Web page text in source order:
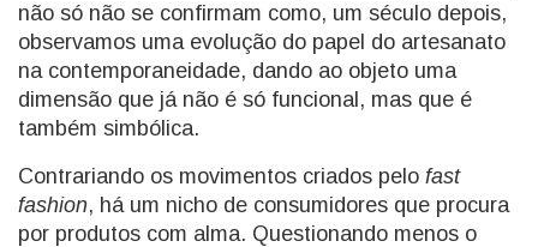
não só não se confirmam como, um século depois,
observamos uma evolução do papel do artesanato
na contemporaneidade, dando ao objeto uma
dimensão que já não é só funcional, mas que é
também simbólica.
Contrariando os movimentos criados pelo fast
fashion, há um nicho de consumidores que procura
por produtos com alma. Questionando menos o